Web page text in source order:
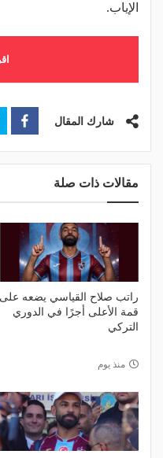
الإياب.
شارك المقال
مقالات ذات صلة
راتب صلاح القياسي يضعه على
قمة الأعلى أجرًا في الدوري
التركي
منذ يوم